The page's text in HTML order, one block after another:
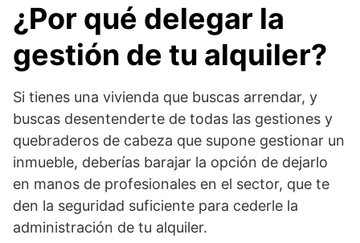
¿Por qué delegar la
gestión de tu alquiler?
Si tienes una vivienda que buscas arrendar, y
buscas desentenderte de todas las gestiones y
quebraderos de cabeza que supone gestionar un
inmueble, deberías barajar la opción de dejarlo
en manos de profesionales en el sector, que te
den la seguridad suficiente para cederle la
administración de tu alquiler.